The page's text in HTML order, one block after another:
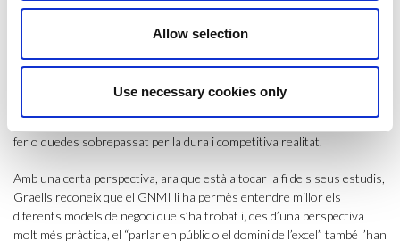
Allow selection
Use necessary cookies only
L’experiència d’aquesta “primera feina”, que és també l’assignatura més
permès evolucionar com a professional. Diu Graells que ara és “més
constant que abans i més organitzat”. De la mateixa manera, el dia a
dia a l’empresa li ha ensenyat també “a prioritzar”. I és que el ritme
endimoniat en el món professional no perdona. O selecciones bé què
fer o quedes sobrepassat per la dura i competitiva realitat.
Amb una certa perspectiva, ara que està a tocar la fi dels seus estudis,
Graells reconeix que el GNMI li ha permès entendre millor els
diferents models de negoci que s’ha trobat i, des d’una perspectiva
molt més pràctica, el “parlar en públic o el domini de l’excel” també l’han